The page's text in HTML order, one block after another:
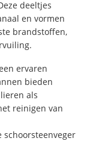
deeltjes
en vormen
brandstoffen,
ervaren
bieden
als
reinigen van
schoorsteenveger